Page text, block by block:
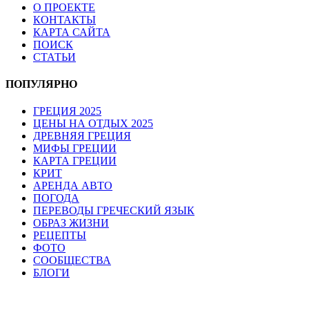
О ПРОЕКТЕ
КОНТАКТЫ
КАРТА САЙТА
ПОИСК
СТАТЬИ
ПОПУЛЯРНО
ГРЕЦИЯ 2025
ЦЕНЫ НА ОТДЫХ 2025
ДРЕВНЯЯ ГРЕЦИЯ
МИФЫ ГРЕЦИИ
КАРТА ГРЕЦИИ
КРИТ
АРЕНДА АВТО
ПОГОДА
ПЕРЕВОДЫ ГРЕЧЕСКИЙ ЯЗЫК
ОБРАЗ ЖИЗНИ
РЕЦЕПТЫ
ФОТО
СООБЩЕСТВА
БЛОГИ